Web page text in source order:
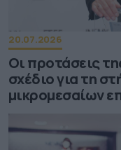
20.07.2026
Οι προτάσεις
σχέδιο για τη
μικρομεσαίων